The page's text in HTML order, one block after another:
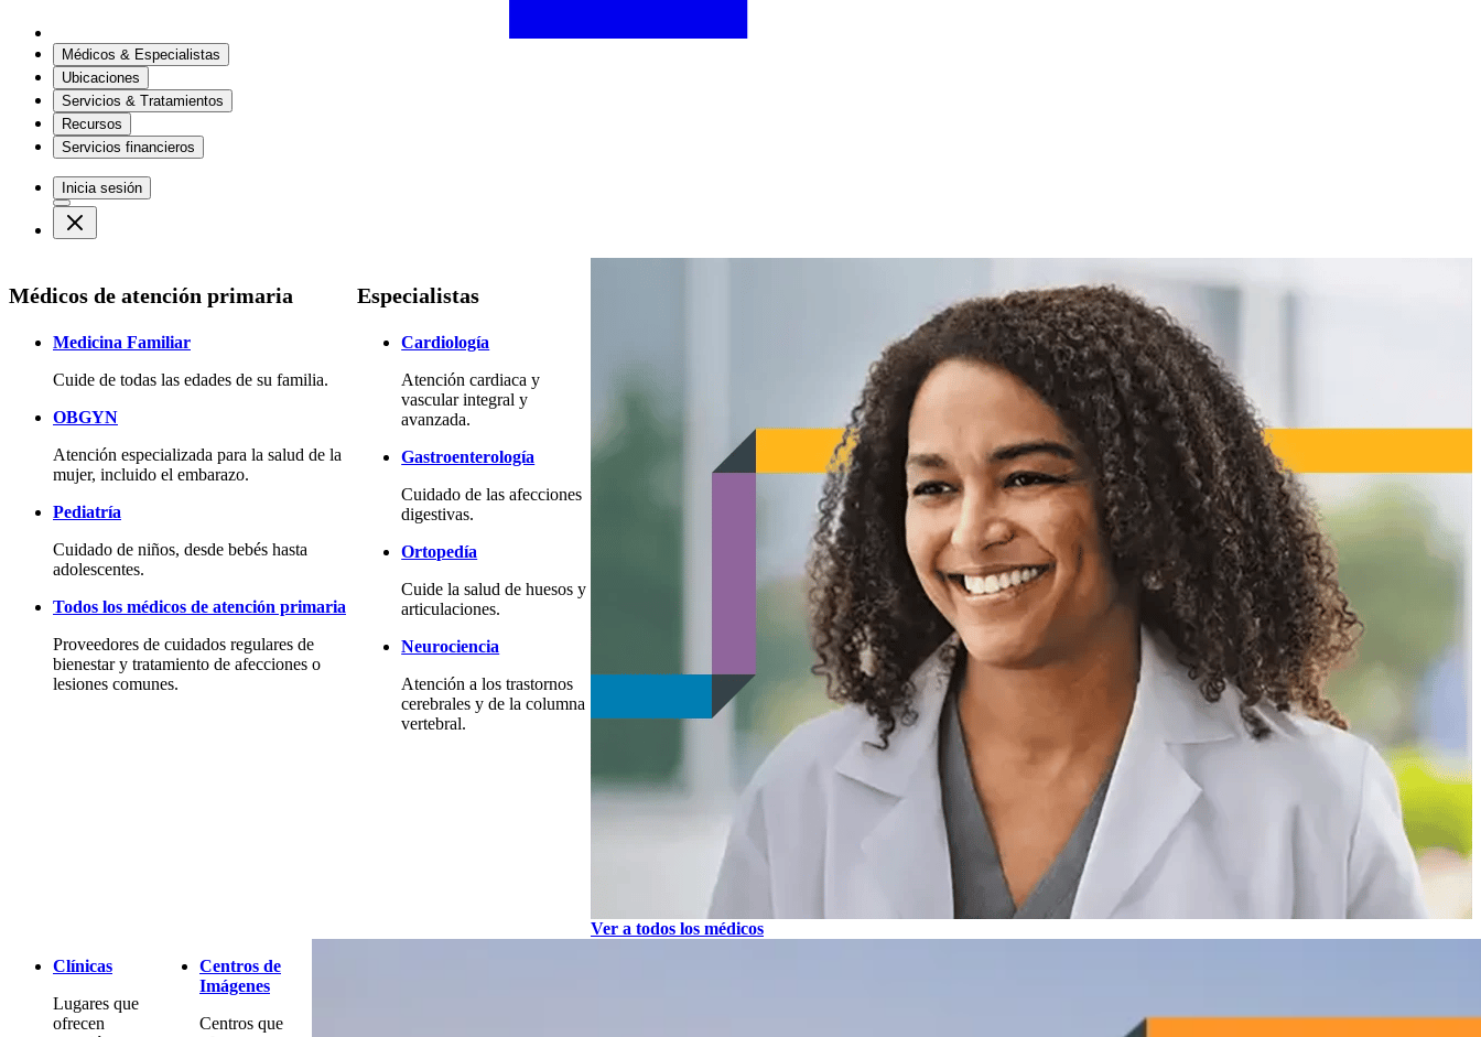
Médicos & Especialistas
Ubicaciones
Servicios & Tratamientos
Recursos
Servicios financieros
Inicia sesión
Médicos de atención primaria
Medicina Familiar
Cuide de todas las edades de su familia.
OBGYN
Atención especializada para la salud de la
mujer, incluido el embarazo.
Pediatría
Cuidado de niños, desde bebés hasta
adolescentes.
Todos los médicos de atención primaria
Proveedores de cuidados regulares de
bienestar y tratamiento de afecciones o
lesiones comunes.
Especialistas
Cardiología
Atención cardiaca y
vascular integral y
avanzada.
Gastroenterología
Cuidado de las afecciones
digestivas.
Ortopedía
Cuide la salud de huesos y
articulaciones.
Neurociencia
Atención a los trastornos
cerebrales y de la columna
vertebral.
Ver a todos los médicos
Clínicas
Lugares que
ofrecen
Centros de
Imágenes
Centros que